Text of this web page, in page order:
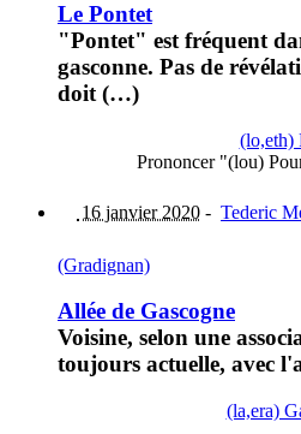
Le Pontet
"Pontet" est fréquent
gasconne. Pas de
doit (…)
(lo,eth)
Prononcer "(lou)
16 janvier 2020 - Tederic
(Gradignan)
Allée de Gascogne
Voisine, selon une
toujours actuelle, avec
(la,era)